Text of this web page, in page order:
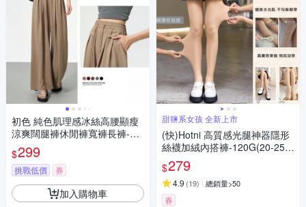
初色 純色肌理感冰絲高腰顯瘦
涼爽闊腿褲休閒褲寬褲長褲-共
6色-13028(M-2XL可選)
$299
挑戰低價 券
加入購物車
甜鹽系女孩 全新上市
(快)Hotni 高質感光腿神器隱形
絲襪加絨內搭褲-120G(20-25度
適穿)-KDPQ-2861M
$279
4.9 (19) 總銷量>50
券